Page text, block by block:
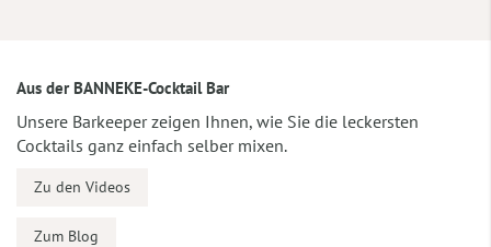
Aus der BANNEKE-Cocktail Bar
Unsere Barkeeper zeigen Ihnen, wie Sie die leckersten
Cocktails ganz einfach selber mixen.
Zu den Videos
Zum Blog